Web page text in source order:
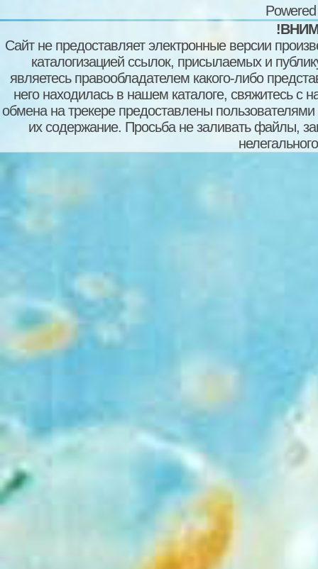
Сайт не предоставляет электронные версии
каталогизацией ссылок, присылаемых и
являетесь правообладателем какого-либо
него находилась в нашем каталоге, свяжитесь
обмена на трекере предоставлены пользователями
их содержание. Просьба не заливать файлы,